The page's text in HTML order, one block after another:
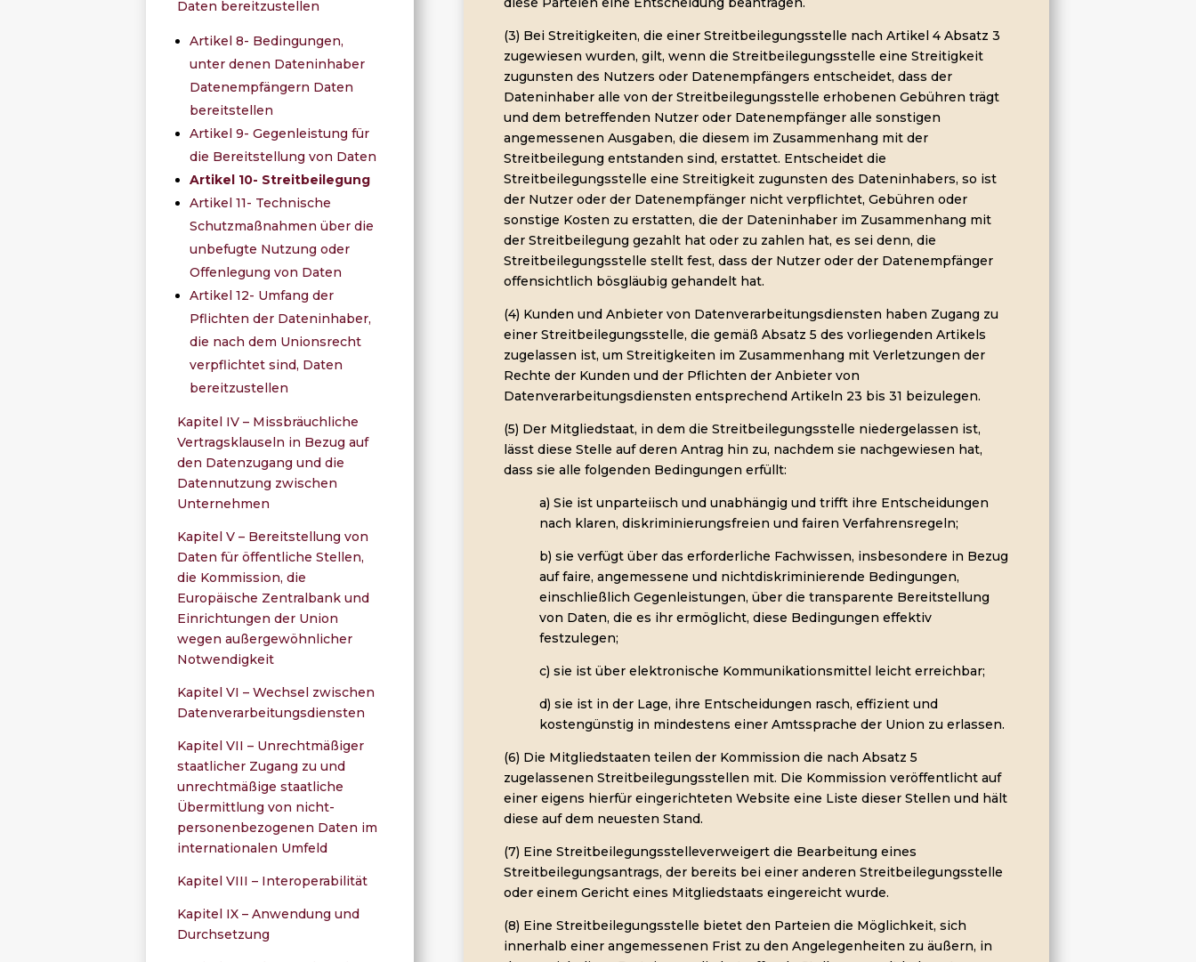
Daten bereitzustellen
Artikel 8- Bedingungen,
unter denen Dateninhaber
Datenempfängern Daten
bereitstellen
Artikel 9- Gegenleistung für
die Bereitstellung von Daten
Artikel 10- Streitbeilegung
Artikel 11- Technische
Schutzmaßnahmen über die
unbefugte Nutzung oder
Offenlegung von Daten
Artikel 12- Umfang der
Pflichten der Dateninhaber,
die nach dem Unionsrecht
verpflichtet sind, Daten
bereitzustellen
Kapitel IV – Missbräuchliche
Vertragsklauseln in Bezug auf
den Datenzugang und die
Datennutzung zwischen
Unternehmen
Kapitel V – Bereitstellung von
Daten für öffentliche Stellen,
die Kommission, die
Europäische Zentralbank und
Einrichtungen der Union
wegen außergewöhnlicher
Notwendigkeit
Kapitel VI – Wechsel zwischen
Datenverarbeitungsdiensten
Kapitel VII – Unrechtmäßiger
staatlicher Zugang zu und
unrechtmäßige staatliche
Übermittlung von nicht-
personenbezogenen Daten im
internationalen Umfeld
Kapitel VIII – Interoperabilität
Kapitel IX – Anwendung und
Durchsetzung
(3) Bei Streitigkeiten, die einer Streitbeilegungsstelle nach Artikel 4 Absatz 3
zugewiesen wurden, gilt, wenn die Streitbeilegungsstelle eine Streitigkeit
zugunsten des Nutzers oder Datenempfängers entscheidet, dass der
Dateninhaber alle von der Streitbeilegungsstelle erhobenen Gebühren trägt
und dem betreffenden Nutzer oder Datenempfänger alle sonstigen
angemessenen Ausgaben, die diesem im Zusammenhang mit der
Streitbeilegung entstanden sind, erstattet. Entscheidet die
Streitbeilegungsstelle eine Streitigkeit zugunsten des Dateninhabers, so ist
der Nutzer oder der Datenempfänger nicht verpflichtet, Gebühren oder
sonstige Kosten zu erstatten, die der Dateninhaber im Zusammenhang mit
der Streitbeilegung gezahlt hat oder zu zahlen hat, es sei denn, die
Streitbeilegungsstelle stellt fest, dass der Nutzer oder der Datenempfänger
offensichtlich bösgläubig gehandelt hat.
(4) Kunden und Anbieter von Datenverarbeitungsdiensten haben Zugang zu
einer Streitbeilegungsstelle, die gemäß Absatz 5 des vorliegenden Artikels
zugelassen ist, um Streitigkeiten im Zusammenhang mit Verletzungen der
Rechte der Kunden und der Pflichten der Anbieter von
Datenverarbeitungsdiensten entsprechend Artikeln 23 bis 31 beizulegen.
(5) Der Mitgliedstaat, in dem die Streitbeilegungsstelle niedergelassen ist,
lässt diese Stelle auf deren Antrag hin zu, nachdem sie nachgewiesen hat,
dass sie alle folgenden Bedingungen erfüllt:
a) Sie ist unparteiisch und unabhängig und trifft ihre Entscheidungen
nach klaren, diskriminierungsfreien und fairen Verfahrensregeln;
b) sie verfügt über das erforderliche Fachwissen, insbesondere in Bezug
auf faire, angemessene und nichtdiskriminierende Bedingungen,
einschließlich Gegenleistungen, über die transparente Bereitstellung
von Daten, die es ihr ermöglicht, diese Bedingungen effektiv
festzulegen;
c) sie ist über elektronische Kommunikationsmittel leicht erreichbar;
d) sie ist in der Lage, ihre Entscheidungen rasch, effizient und
kostengünstig in mindestens einer Amtssprache der Union zu erlassen.
(6) Die Mitgliedstaaten teilen der Kommission die nach Absatz 5
zugelassenen Streitbeilegungsstellen mit. Die Kommission veröffentlicht auf
einer eigens hierfür eingerichteten Website eine Liste dieser Stellen und hält
diese auf dem neuesten Stand.
(7) Eine Streitbeilegungsstelleverweigert die Bearbeitung eines
Streitbeilegungsantrags, der bereits bei einer anderen Streitbeilegungsstelle
oder einem Gericht eines Mitgliedstaats eingereicht wurde.
(8) Eine Streitbeilegungsstelle bietet den Parteien die Möglichkeit, sich
innerhalb einer angemessenen Frist zu den Angelegenheiten zu äußern, in